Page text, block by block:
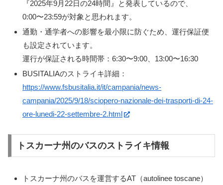
『2025年9月22日の24時間』と発表しているので、
0:00〜23:59が対象と思われます。
通勤・通学者への影響を最小限に防ぐため、運行保証便
も設定されています。
運行が保証される時間帯：6:30〜9:00、13:00〜16:30
BUSITALIAのストライキ詳細：
https://www.fsbusitalia.it/it/campania/news-
campania/2025/9/18/sciopero-nazionale-dei-trasporti-di-24-
ore-lunedi-22-settembre-2.html
トスカーナ州のバスのストライキ情報
トスカーナ州のバスを運営するAT（autolinee toscane）